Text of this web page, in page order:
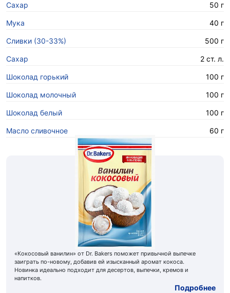
Сахар 50 г
Мука 40 г
Сливки (30-33%) 500 г
Сахар 2 ст. л.
Шоколад горький 100 г
Шоколад молочный 100 г
Шоколад белый 100 г
Масло сливочное 60 г
«Кокосовый ванилин» от Dr. Bakers поможет привычной выпечке
заиграть по-новому, добавив ей изысканный аромат кокоса.
Новинка идеально подходит для десертов, выпечки, кремов и
напитков.
Подробнее